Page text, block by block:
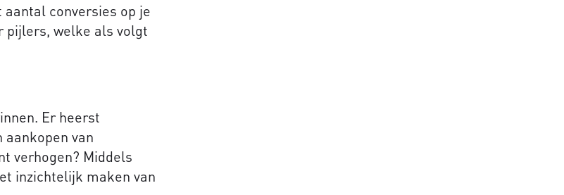
conversies op je
pijlers, welke als volgt
Er heerst
van
verhogen? Middels
inzichtelijk maken van